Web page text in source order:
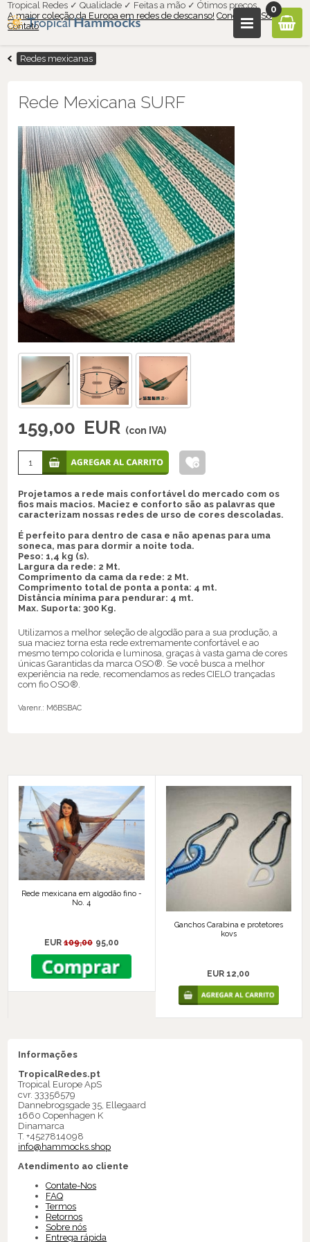
Tropical Redes ✓ Qualidade ✓ Feitas a mão ✓ Ótimos preços
A maior coleção da Europa em redes de descanso! Condições
Sobre nós
Contato
0
Redes mexicanas
Rede Mexicana SURF
159,00 EUR (con IVA)
Projetamos a rede mais confortável do mercado com os
fios mais macios. Maciez e conforto são as palavras que
caracterizam nossas redes de urso de cores descoladas.
É perfeito para dentro de casa e não apenas para uma
soneca, mas para dormir a noite toda.
Peso: 1,4 kg (s).
Largura da rede: 2 Mt.
Comprimento da cama da rede: 2 Mt.
Comprimento total de ponta a ponta: 4 mt.
Distância mínima para pendurar: 4 mt.
Max. Suporta: 300 Kg.
Utilizamos a melhor seleção de algodão para a sua produção, a
sua maciez torna esta rede extremamente confortável e ao
mesmo tempo colorida e luminosa, graças à vasta gama de cores
únicas Garantidas da marca OSO®. Se você busca a melhor
experiência na rede, recomendamos as redes CIELO trançadas
com fio OSO®.
Varenr.: M6BSBAC
Rede mexicana em algodão fino -
No. 4
EUR109,00 95,00
Ganchos Carabina e protetores
kovs
EUR 12,00
Informações
TropicalRedes.pt
Tropical Europe ApS
cvr. 33356579
Dannebrogsgade 35, Ellegaard
1660 Copenhagen K
Dinamarca
T. +4527814098
info@hammocks.shop
Atendimento ao cliente
Contate-Nos
FAQ
Termos
Retornos
Sobre nós
Entrega rápida